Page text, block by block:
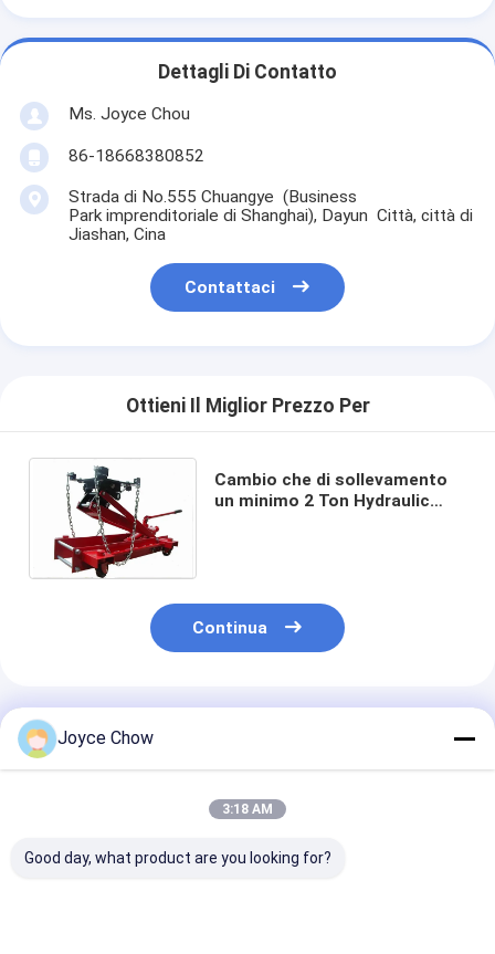
Dettagli Di Contatto
Ms. Joyce Chou
86-18668380852
Strada di No.555 Chuangye (Business
Park imprenditoriale di Shanghai), Dayun Città, città di
Jiashan, Cina
Contattaci
Ottieni Il Miglior Prezzo Per
Cambio che di sollevamento
un minimo 2 Ton Hydraulic
Continua
Prodotti Raccomandati
Joyce Chow
3:18 AM
Good day, what product are you looking for?